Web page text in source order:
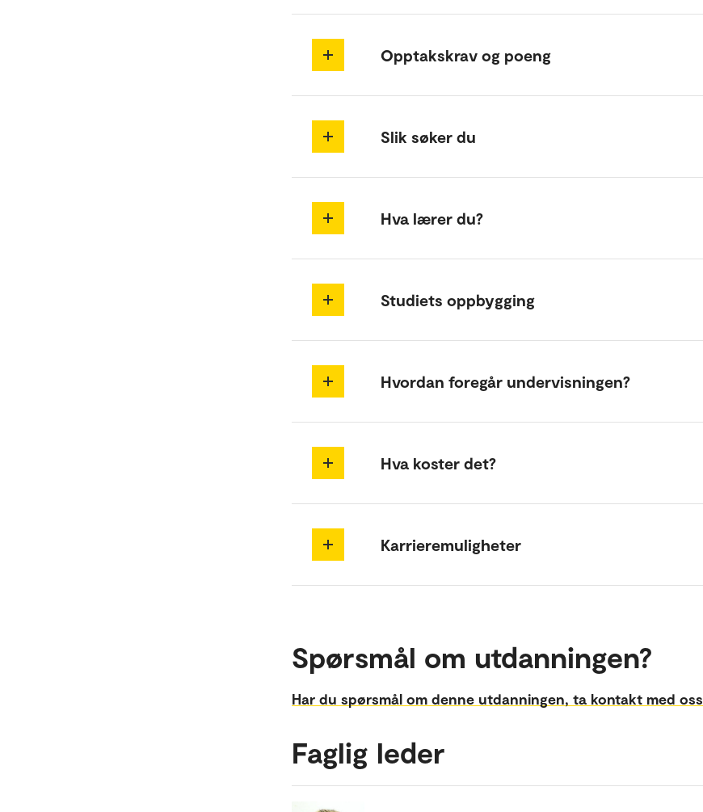
Opptakskrav og poeng
Slik søker du
Hva lærer du?
Studiets oppbygging
Hvordan foregår undervisningen?
Hva koster det?
Karrieremuligheter
Spørsmål om utdanningen?
Har du spørsmål om denne utdanningen, ta kontakt med oss
Faglig leder